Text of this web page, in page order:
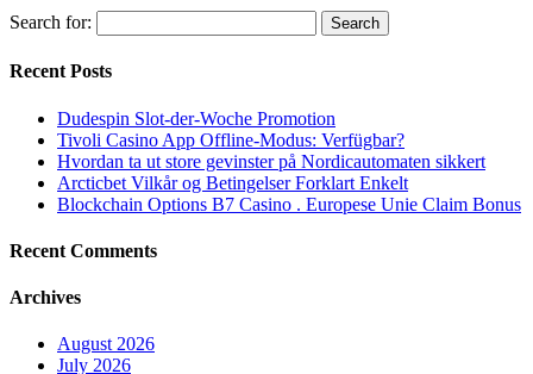
Search for:
Recent Posts
Dudespin Slot-der-Woche Promotion
Tivoli Casino App Offline-Modus: Verfügbar?
Hvordan ta ut store gevinster på Nordicautomaten sikkert
Arcticbet Vilkår og Betingelser Forklart Enkelt
Blockchain Options B7 Casino . Europese Unie Claim Bonus
Recent Comments
Archives
August 2026
July 2026